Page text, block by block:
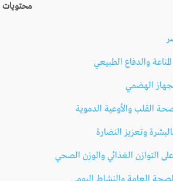
محتويات
والدفاع الطبيعي
الهضمي
القلب والأوعية الدموية
وتعزيز النضارة
التوازن الغذائي والوزن الصحي